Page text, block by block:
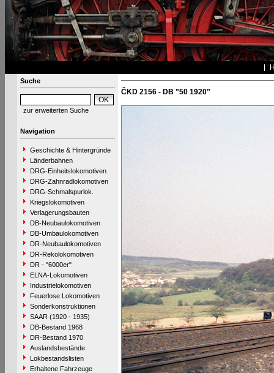
Suche
zur erweiterten Suche
Navigation
Geschichte & Hintergründe
Länderbahnen
DRG-Einheitslokomotiven
DRG-Zahnradlokomotiven
DRG-Schmalspurlok.
Kriegslokomotiven
Verlagerungsbauten
DB-Neubaulokomotiven
DB-Umbaulokomotiven
DR-Neubaulokomotiven
DR-Rekolokomotiven
DR - "6000er"
ELNA-Lokomotiven
Industrielokomotiven
Feuerlose Lokomotiven
Sonderkonstruktionen
SAAR (1920 - 1935)
DB-Bestand 1968
DR-Bestand 1970
Auslandsbestände
Lokbestandslisten
Erhaltene Fahrzeuge
ČKD 2156 - DB "50 1920"